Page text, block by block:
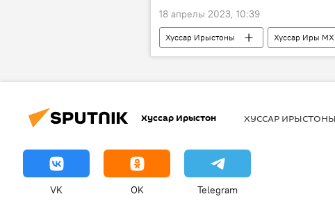
18 апрелы 2023, 10:39
Хуссар Ирыстоны Хуссар Иры
Хуссар Ирыстон ХУССАР ИРЫСТОНЫ
VK OK Telegram